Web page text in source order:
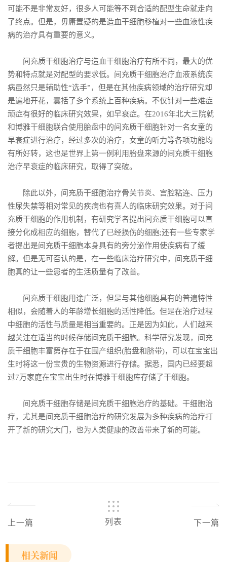
可能不是非常友好，很多人可能等不到合适的配型生命就走向
了终点。但是，毋庸置疑的是造血干细胞移植对一些血液性疾
病的治疗具有重要的意义。
间充质干细胞治疗与造血干细胞治疗有所不同，最大的优
势和特点就是对配型的要求低。间充质干细胞治疗血液系统疾
病虽然只是辅助性“选手”，但是在其他疾病领域的治疗研究却
是遍地开花，囊括了多个系统上百种疾病。不仅针对一些难症
顽症有很好的临床研究效果，如早衰症。在2016年北大三院就
和博雅干细胞联合使用胎盘中的间充质干细胞针对一名女童的
早衰症进行治疗，经过多次的治疗，女童的听力等各项功能均
有所好转，这也是世界上第一例利用胎盘来源的间充质干细胞
治疗早衰症的临床研究，取得了突破。
除此以外，间充质干细胞治疗骨关节炎、宫腔粘连、压力
性尿失禁等相对常见的疾病也有喜人的临床研究效果。对于间
充质干细胞的作用机制，有研究学者提出间充质干细胞可以直
接分化成相应的细胞，替代了已经损伤的细胞;还有一些专家学
者提出是间充质干细胞本身具有的旁分泌作用使疾病有了缓
解。但是无可否认的是，在一些临床治疗研究中，间充质干细
胞真的让一些患者的生活质量有了改善。
间充质干细胞用途广泛，但是与其他细胞具有的普遍特性
相似，会随着人的年龄增长细胞的活性降低。但是在治疗过程
中细胞的活性与质量是相当重要的。正是因为如此，人们越来
越关注在适当的时候存储间充质干细胞。科学研究发现，间充
质干细胞丰富第存在于在围产组织(胎盘和脐带)，可以在宝宝出
生时将这一份宝贵的生物资源进行存储。据悉，国内已经要超
过7万家庭在宝宝出生时在博雅干细胞库存储了干细胞。
间充质干细胞存储是间充质干细胞治疗的基础。干细胞治
疗，尤其是间充质干细胞治疗的研究发展为多种疾病的治疗打
开了新的研究大门，也为人类健康的改善带来了新的可能。
上一篇 列表 下一篇
相关新闻